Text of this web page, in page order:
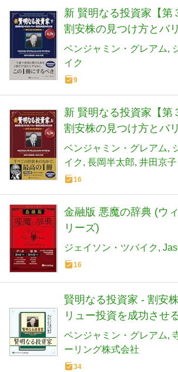
新 賢明なる投資家【
割安株の見つけ方とバ
功させる方法
ベンジャミン・グレアム
イク
9
新 賢明なる投資家【
割安株の見つけ方とバ
功させる方法
ベンジャミン・グレアム
イク 長岡半太郎 井田京子
16
金融版 悪魔の辞典 (ウ
リーズ)
ジェイソン・ツバイク
16
賢明なる投資家 - 割安
リュー投資を成功させ
ベンジャミン・グレアム
ーリング株式会社
34